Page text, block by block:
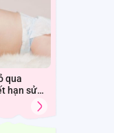
qua
hạn sử